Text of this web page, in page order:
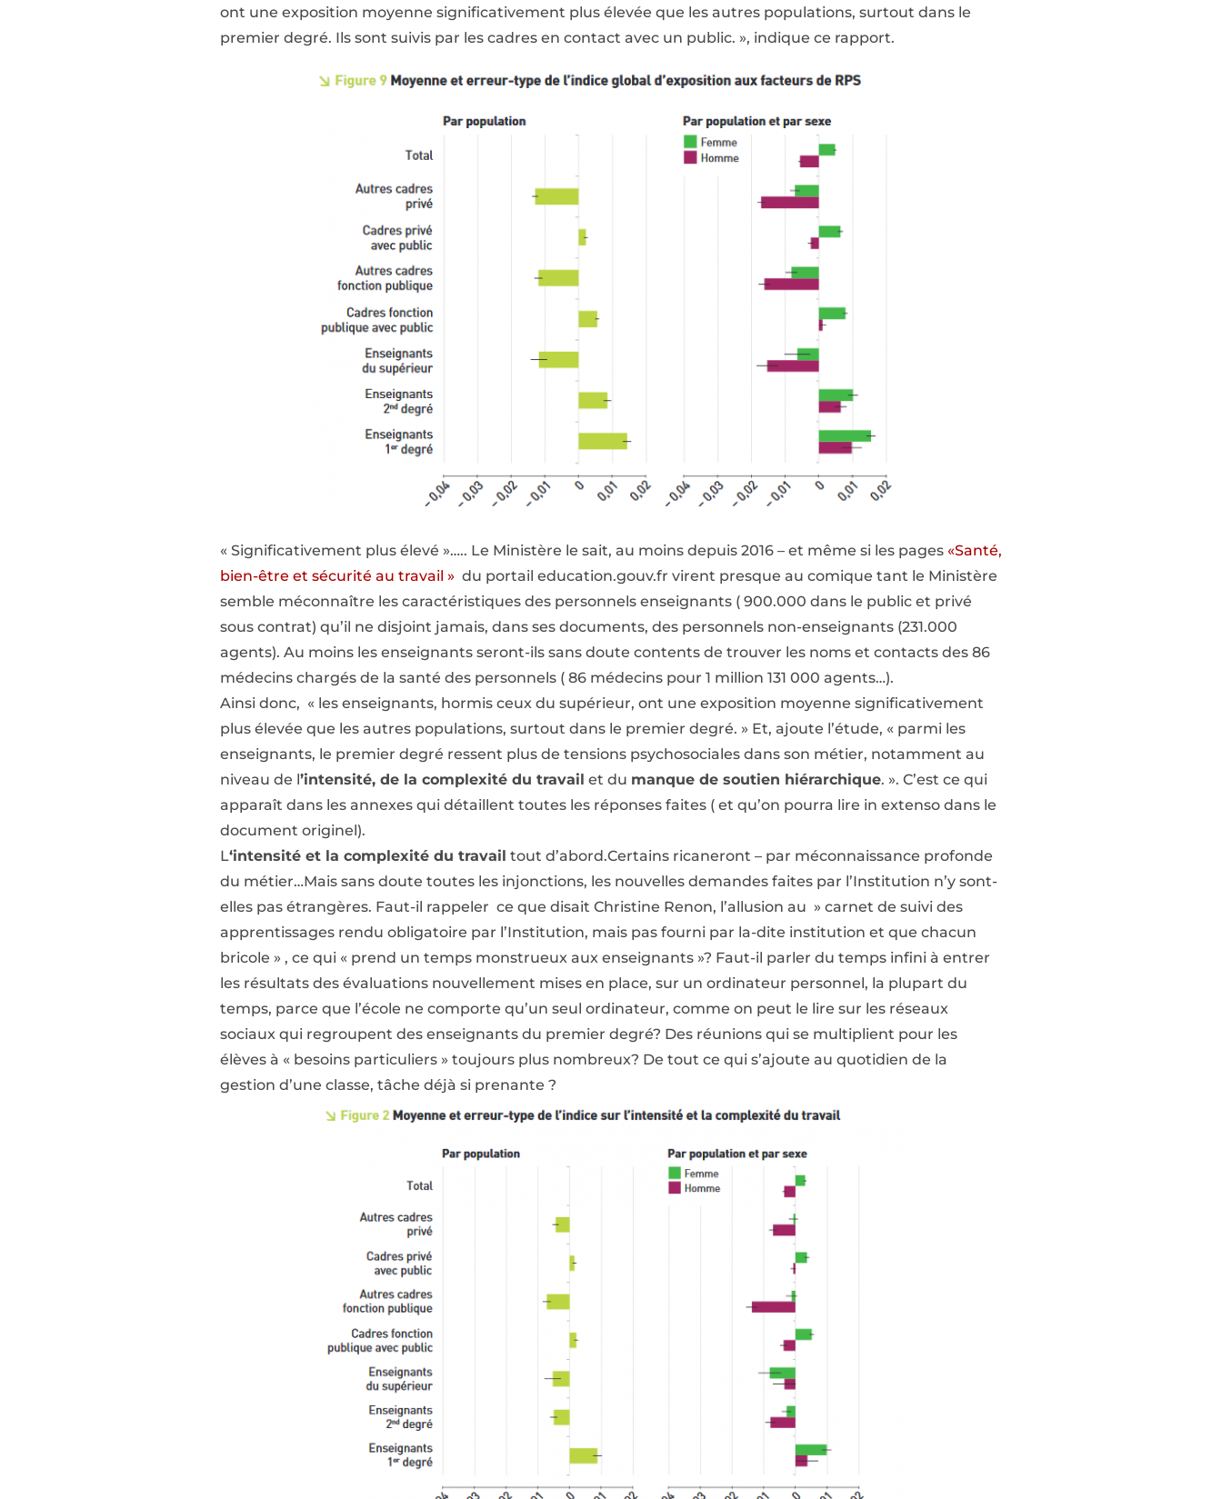
ont une exposition moyenne significativement plus élevée que les autres populations, surtout dans le
premier degré. Ils sont suivis par les cadres en contact avec un public. », indique ce rapport.
« Significativement plus élevé »….. Le Ministère le sait, au moins depuis 2016 – et même si les pages «Santé,
bien-être et sécurité au travail »du portail education.gouv.fr virent presque au comique tant le Ministère
semble méconnaître les caractéristiques des personnels enseignants ( 900.000 dans le public et privé
sous contrat) qu’il ne disjoint jamais, dans ses documents, des personnels non-enseignants (231.000
agents). Au moins les enseignants seront-ils sans doute contents de trouver les noms et contacts des 86
médecins chargés de la santé des personnels ( 86 médecins pour 1 million 131 000 agents…).
Ainsi donc, « les enseignants, hormis ceux du supérieur, ont une exposition moyenne significativement
plus élevée que les autres populations, surtout dans le premier degré. » Et, ajoute l’étude, « parmi les
enseignants, le premier degré ressent plus de tensions psychosociales dans son métier, notamment au
niveau de l’intensité, de la complexité du travail et du manque de soutien hiérarchique. ». C’est ce qui
apparaît dans les annexes qui détaillent toutes les réponses faites ( et qu’on pourra lire in extenso dans le
document originel).
L‘intensité et la complexité du travail tout d’abord.Certains ricaneront – par méconnaissance profonde
du métier…Mais sans doute toutes les injonctions, les nouvelles demandes faites par l’Institution n’y sont-
elles pas étrangères. Faut-il rappeler ce que disait Christine Renon, l’allusion au » carnet de suivi des
apprentissages rendu obligatoire par l’Institution, mais pas fourni par la-dite institution et que chacun
bricole » , ce qui « prend un temps monstrueux aux enseignants »? Faut-il parler du temps infini à entrer
les résultats des évaluations nouvellement mises en place, sur un ordinateur personnel, la plupart du
temps, parce que l’école ne comporte qu’un seul ordinateur, comme on peut le lire sur les réseaux
sociaux qui regroupent des enseignants du premier degré? Des réunions qui se multiplient pour les
élèves à « besoins particuliers » toujours plus nombreux? De tout ce qui s’ajoute au quotidien de la
gestion d’une classe, tâche déjà si prenante ?